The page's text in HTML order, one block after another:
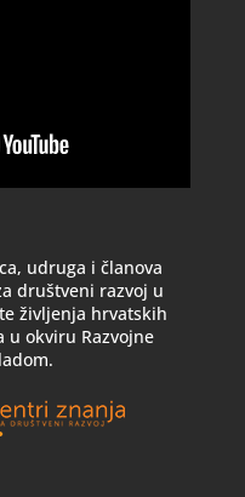
udruga i članova
društveni razvoj u
življenja hrvatskih
u okviru Razvojne